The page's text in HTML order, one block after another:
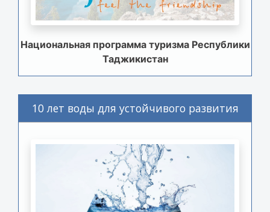
Национальная программа туризма Республики
Таджикистан
10 лет воды для устойчивого развития